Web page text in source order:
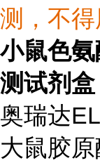
测，不得
小鼠色
测试剂盒
奥瑞达
大鼠胶